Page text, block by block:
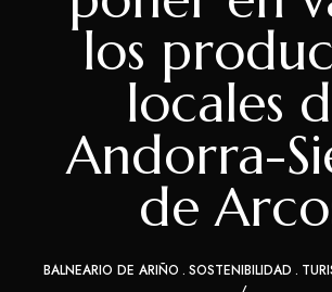
los
locales
Andorra-
de
BALNEARIO DE ARIÑO SOSTENIBILIDAD